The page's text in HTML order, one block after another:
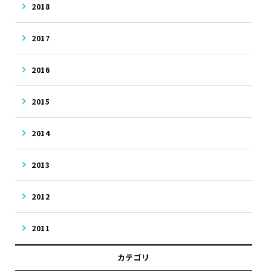
2018
2017
2016
2015
2014
2013
2012
2011
カテゴリ